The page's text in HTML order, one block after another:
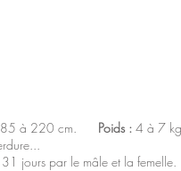
à 220 cm. Poids : 4 à 7 kg.
jours par le mâle et la femelle.